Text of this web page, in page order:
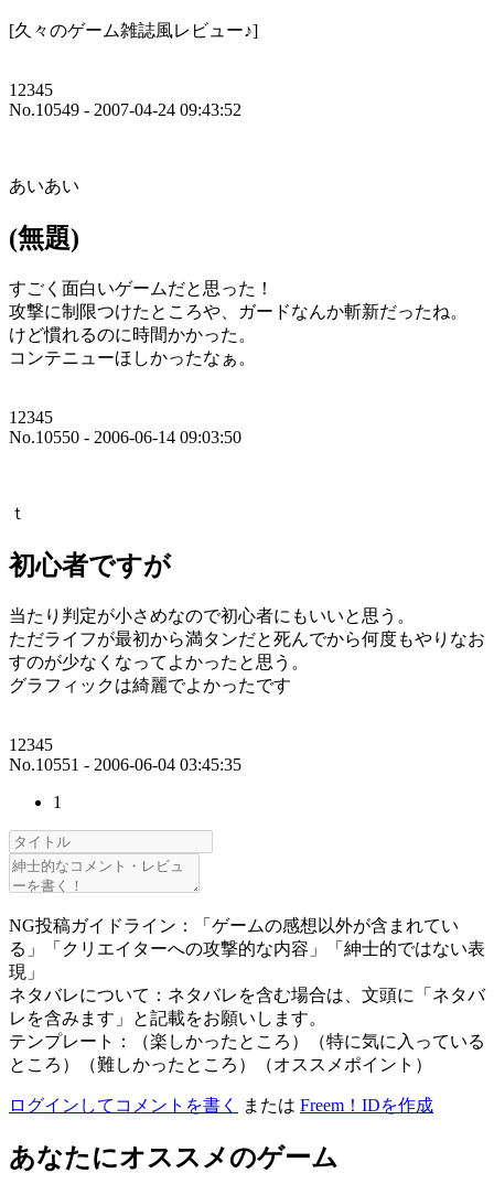
[久々のゲーム雑誌風レビュー♪]
12345
No.10549 - 2007-04-24 09:43:52
あいあい
(無題)
すごく面白いゲームだと思った！
攻撃に制限つけたところや、ガードなんか斬新だったね。
けど慣れるのに時間かかった。
コンテニューほしかったなぁ。
12345
No.10550 - 2006-06-14 09:03:50
ｔ
初心者ですが
当たり判定が小さめなので初心者にもいいと思う。
ただライフが最初から満タンだと死んでから何度もやりなお
すのが少なくなってよかったと思う。
グラフィックは綺麗でよかったです
12345
No.10551 - 2006-06-04 03:45:35
1
NG投稿ガイドライン：「ゲームの感想以外が含まれてい
る」「クリエイターへの攻撃的な内容」「紳士的ではない表
現」
ネタバレについて：ネタバレを含む場合は、文頭に「ネタバ
レを含みます」と記載をお願いします。
テンプレート：（楽しかったところ）（特に気に入っている
ところ）（難しかったところ）（オススメポイント）
ログインしてコメントを書く または Freem！IDを作成
あなたにオススメのゲーム